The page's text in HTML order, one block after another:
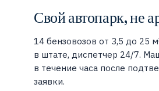
Свой автопарк, не
14 бензовозов от 3,5 до 25
в штате, диспетчер 24/7.
в течение часа после
заявки.